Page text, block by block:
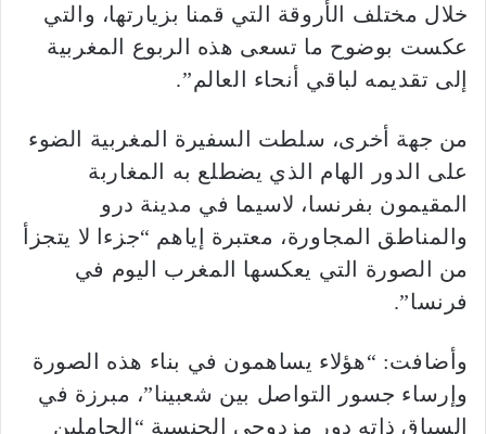
خلال مختلف الأروقة التي قمنا بزيارتها، والتي
عكست بوضوح ما تسعى هذه الربوع المغربية
إلى تقديمه لباقي أنحاء العالم”.
من جهة أخرى، سلطت السفيرة المغربية الضوء
على الدور الهام الذي يضطلع به المغاربة
المقيمون بفرنسا، لاسيما في مدينة درو
والمناطق المجاورة، معتبرة إياهم “جزءا لا يتجزأ
من الصورة التي يعكسها المغرب اليوم في
فرنسا”.
وأضافت: “هؤلاء يساهمون في بناء هذه الصورة
وإرساء جسور التواصل بين شعبينا”، مبرزة في
السياق ذاته دور مزدوجي الجنسية “الحاملين